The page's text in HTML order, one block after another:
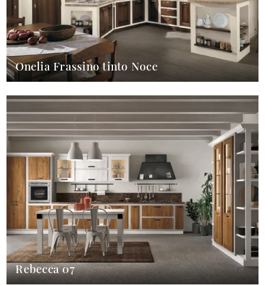
Onelia Frassino tinto Noce
Rebecca 07